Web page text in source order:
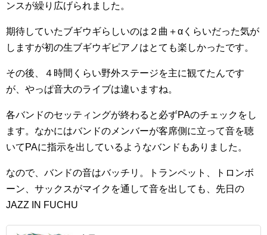
ンスが繰り広げられました。
期待していたブギウギらしいのは２曲＋αくらいだった気が
しますが初の生ブギウギピアノはとても楽しかったです。
その後、４時間くらい野外ステージを主に観てたんです
が、やっぱ音大のライブは違いますね。
各バンドのセッティングが終わると必ずPAのチェックをし
ます。なかにはバンドのメンバーが客席側に立って音を聴
いてPAに指示を出しているようなバンドもありました。
なので、バンドの音はバッチリ。トランペット、トロンボ
ーン、サックスがマイクを通して音を出しても、先日の
JAZZ IN FUCHU